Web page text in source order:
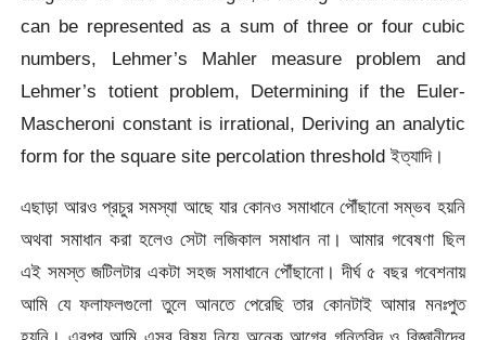
can be represented as a sum of three or four cubic
numbers, Lehmer’s Mahler measure problem and
Lehmer’s totient problem, Determining if the Euler-
Mascheroni constant is irrational, Deriving an analytic
form for the square site percolation threshold ইত্যাদি।
এছাড়া আরও প্রচুর সমস্যা আছে যার কোনও সমাধানে পৌঁছানো সম্ভব হয়নি
অথবা সমাধান করা হলেও সেটা লজিকাল সমাধান না। আমার গবেষণা ছিল
এই সমস্ত জটিলটার একটা সহজ সমাধানে পৌঁছানো। দীর্ঘ ৫ বছর গবেশনায়
আমি যে ফলাফলগুলো তুলে আনতে পেরেছি তার কোনটাই আমার মনঃপুত